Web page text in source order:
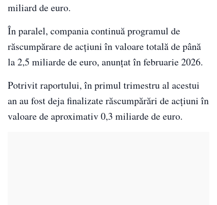
miliard de euro.
În paralel, compania continuă programul de
răscumpărare de acțiuni în valoare totală de până
la 2,5 miliarde de euro, anunțat în februarie 2026.
Potrivit raportului, în primul trimestru al acestui
an au fost deja finalizate răscumpărări de acțiuni în
valoare de aproximativ 0,3 miliarde de euro.